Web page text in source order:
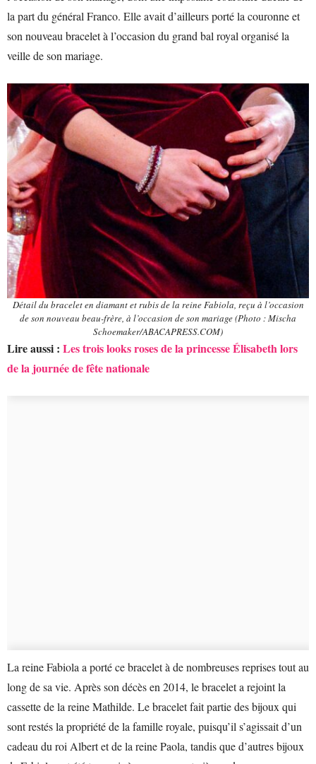
la part du général Franco. Elle avait d’ailleurs porté la couronne et
son nouveau bracelet à l’occasion du grand bal royal organisé la
veille de son mariage.
Détail du bracelet en diamant et rubis de la reine Fabiola, reçu à l’occasion
de son nouveau beau-frère, à l’occasion de son mariage (Photo : Mischa
Schoemaker/ABACAPRESS.COM)
Lire aussi : Les trois looks roses de la princesse Élisabeth lors
de la journée de fête nationale
La reine Fabiola a porté ce bracelet à de nombreuses reprises tout au
long de sa vie. Après son décès en 2014, le bracelet a rejoint la
cassette de la reine Mathilde. Le bracelet fait partie des bijoux qui
sont restés la propriété de la famille royale, puisqu’il s’agissait d’un
cadeau du roi Albert et de la reine Paola, tandis que d’autres bijoux